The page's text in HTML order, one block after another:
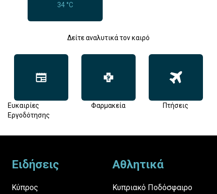
34 °C
Δείτε αναλυτικά τον καιρό
Ευκαιρίες
Εργοδότησης
Φαρμακεία Πτήσεις
Ειδήσεις
Κύπρος
Αθλητικά
Κυπριακό Ποδόσφαιρο